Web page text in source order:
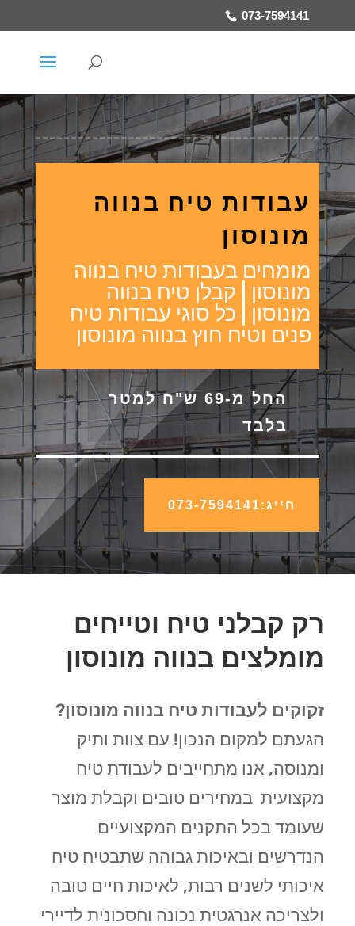
073-7594141
עבודות טיח בנווה
מונוסון
מומחים בעבודות טיח בנווה
מונוסון | קבלן טיח בנווה
מונוסון | כל סוגי עבודות טיח
פנים וטיח חוץ בנווה מונוסון
החל מ-69 ש"ח למטר
בלבד
חייג:073-7594141
רק קבלני טיח וטייחים
מומלצים בנווה מונוסון
זקוקים לעבודות טיח בנווה מונוסון?
הגעתם למקום הנכון! עם צוות ותיק
ומנוסה, אנו מתחייבים לעבודת טיח
מקצועית במחירים טובים וקבלת מוצר
שעומד בכל התקנים המקצועיים
הנדרשים ובאיכות גבוהה שתבטיח טיח
איכותי לשנים רבות, לאיכות חיים טובה
ולצריכה אנרגטית נכונה וחסכונית לדיירי